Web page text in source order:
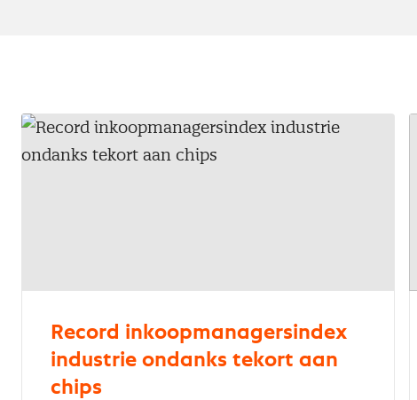
Record inkoopmanagersindex
industrie ondanks tekort aan
chips